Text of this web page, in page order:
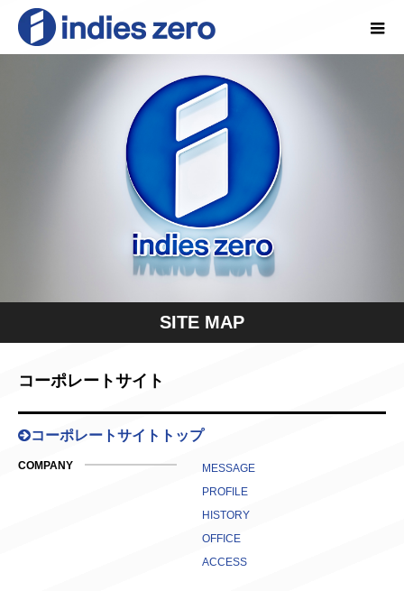
SITE MAP
コーポレートサイト
コーポレートサイトトップ
COMPANY
MESSAGE
PROFILE
HISTORY
OFFICE
ACCESS